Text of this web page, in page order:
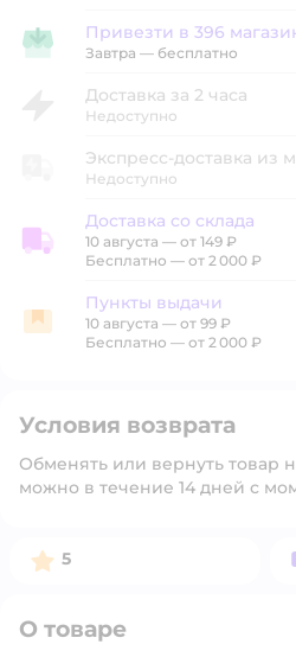
Привезти в магазин
Привезти в 396
Завтра — бесплатно
Доставка за 2 часа
Недоступно
Экспресс-доставка из
Недоступно
Доставка со склада
Доставка со склада
10 августа — от 149 ₽
Бесплатно — от 2 000 ₽
Пункты выдачи
Пункты выдачи
10 августа — от 99 ₽
Бесплатно — от 2 000 ₽
Условия возврата
Обменять или вернуть товар
можно в течение 14 дней с
Рейтинг:
5
О товаре